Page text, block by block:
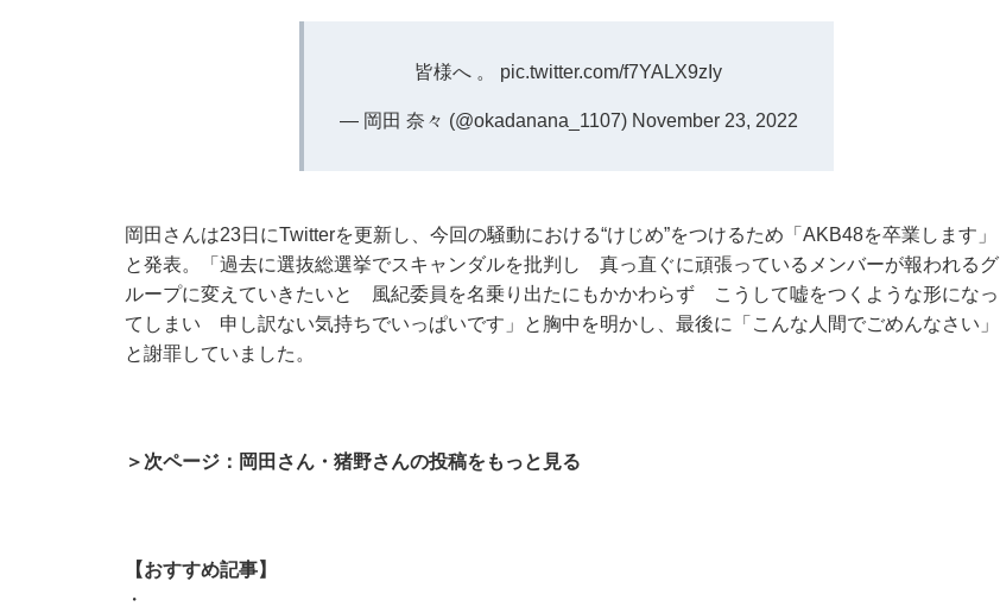
皆様へ 。 pic.twitter.com/f7YALX9zIy
— 岡田 奈々 (@okadanana_1107) November 23, 2022
岡田さんは23日にTwitterを更新し、今回の騒動における“けじめ”をつけるため「AKB48を卒業します」
と発表。「過去に選抜総選挙でスキャンダルを批判し 真っ直ぐに頑張っているメンバーが報われるグ
ループに変えていきたいと 風紀委員を名乗り出たにもかかわらず こうして嘘をつくような形になっ
てしまい 申し訳ない気持ちでいっぱいです」と胸中を明かし、最後に「こんな人間でごめんなさい」
と謝罪していました。
＞次ページ：岡田さん・猪野さんの投稿をもっと見る
【おすすめ記事】
・